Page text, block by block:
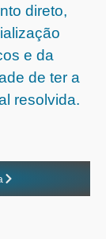
direto,
e da
de ter a
resolvida.